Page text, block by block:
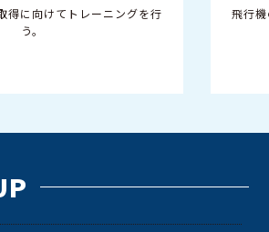
（地上滑走）や車両実習をの
行える広い敷地。